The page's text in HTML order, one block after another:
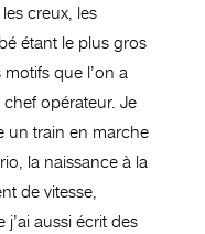
creux, les
étant le plus gros
que l’on a
opérateur. Je
un train en marche
la naissance à la
de vitesse,
j’ai aussi écrit des